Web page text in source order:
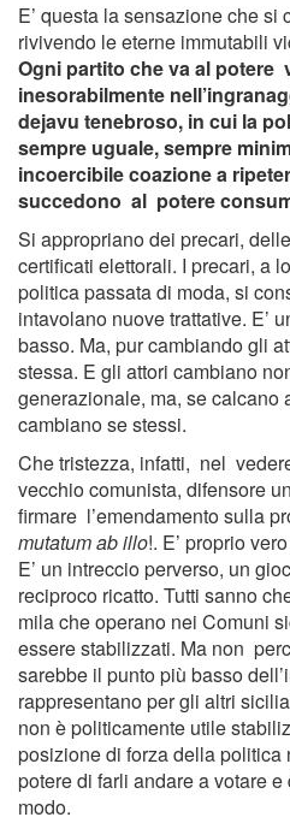
E’ questa la sensazione che
rivivendo le eterne immutabili
Ogni partito che va al potere
inesorabilmente
dejavu tenebroso, in cui la
sempre uguale, sempre
incoercibile coazione a
succedono al potere
Si appropriano dei precari,
certificati elettorali. I precari, a
politica passata di moda, si
intavolano nuove trattative. E’
basso. Ma, pur cambiando gli
stessa. E gli attori cambiano
generazionale, ma, se calcano
cambiano se stessi.
Che tristezza, infatti, nel
vecchio comunista, difensore
firmare l’emendamento sulla
mutatum ab illo!. E’ proprio
E’ un intreccio perverso, un
reciproco ricatto. Tutti sanno
mila che operano nei Comuni
essere stabilizzati. Ma non
sarebbe il punto più basso
rappresentano per gli altri
non è politicamente utile
posizione di forza della politica
potere di farli andare a votare
modo.